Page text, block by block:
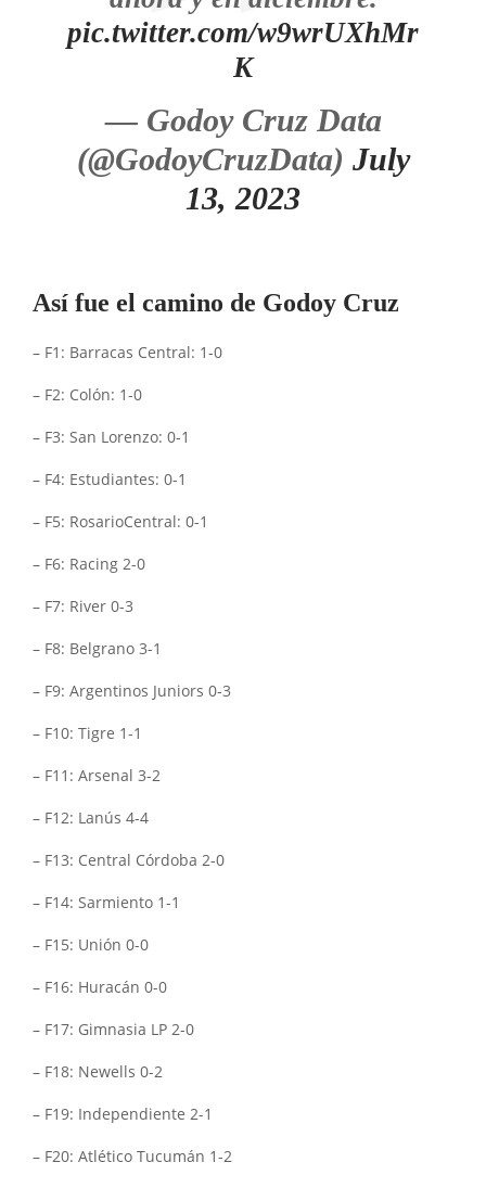
pic.twitter.com/w9wrUXhMr
K
— Godoy Cruz Data
(@GodoyCruzData) July
13, 2023
Así fue el camino de Godoy Cruz
– F1: Barracas Central: 1-0
– F2: Colón: 1-0
– F3: San Lorenzo: 0-1
– F4: Estudiantes: 0-1
– F5: RosarioCentral: 0-1
– F6: Racing 2-0
– F7: River 0-3
– F8: Belgrano 3-1
– F9: Argentinos Juniors 0-3
– F10: Tigre 1-1
– F11: Arsenal 3-2
– F12: Lanús 4-4
– F13: Central Córdoba 2-0
– F14: Sarmiento 1-1
– F15: Unión 0-0
– F16: Huracán 0-0
– F17: Gimnasia LP 2-0
– F18: Newells 0-2
– F19: Independiente 2-1
– F20: Atlético Tucumán 1-2